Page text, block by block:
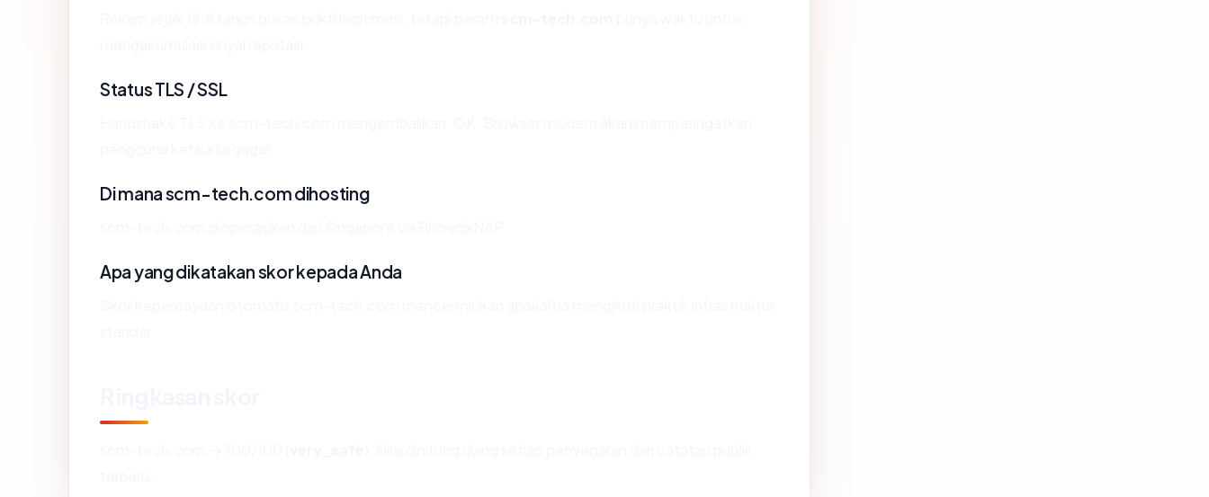
Status TLS / SSL
Di mana scm-tech.com dihosting
Apa yang dikatakan skor kepada Anda